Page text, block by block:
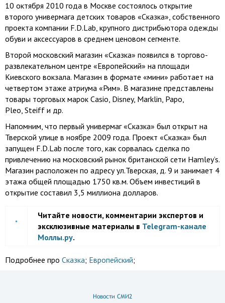
10 октября 2010 года в Москве состоялось открытие
второго универмага детских товаров «Сказка», собственного
проекта компании F.D.Lab, крупного дистрибьютора одежды
обуви и аксессуаров в среднем ценовом сегменте.
Второй московский магазин «Сказка» появился в торгово-
развлекательном центре «Европейский» на площади
Киевского вокзала. Магазин в формате «мини» работает на
четвертом этаже атриума «Рим». В магазине представлены
товары торговых марок Casio, Disney, Marklin, Papo,
Pleo, Steiff и др.
Напомним, что первый универмаг «Сказка» был открыт на
Тверской улице в ноябре 2009 года. Проект «Сказка» был
запущен F.D.Lab после того, как сорвалась сделка по
привлечению на московский рынок британской сети Hamley’s.
Магазин расположен по адресу ул.Тверская, д. 9 и занимает 4
этажа общей площадью 1750 кв.м. Объем инвестиций в
открытие составил 3,5 миллиона долларов.
Читайте новости, комментарии экспертов и
эксклюзивные материалы в Telegram-канале
Моллы.ру.
Подробнее про Сказка; Европейский;
Новости СМИ2